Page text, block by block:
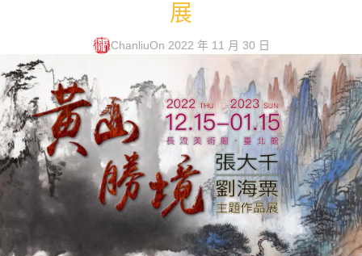
展
ChanliuOn 2022 年 11 月 30 日